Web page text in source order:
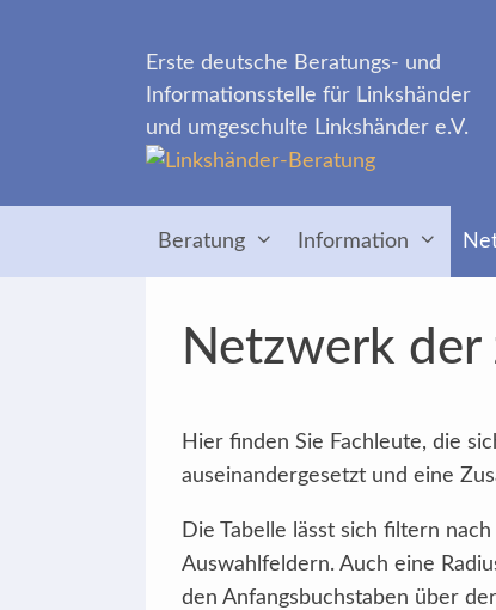
Erste deutsche Beratungs- und
Informationsstelle für Linkshänder
und umgeschulte Linkshänder e.V.
Beratung Information
Netzwerk
Hier finden Sie Fachleute, die
auseinandergesetzt und eine
Die Tabelle lässt sich filtern
Auswahlfeldern. Auch eine
den Anfangsbuchstaben über